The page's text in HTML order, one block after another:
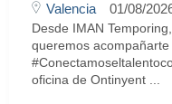
Valencia 01/08/
Desde IMAN
queremos
oficina de Ontinyent ...